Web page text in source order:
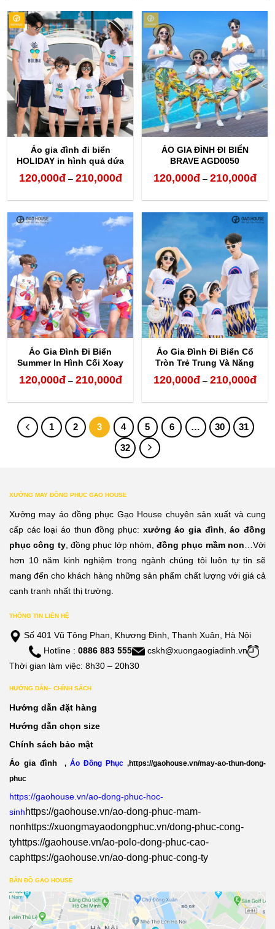
từ
120,000đ
đến
210,000đ
từ
đến
Áo gia đình đi biển
HOLIDAY in hình quả dứa
120,000đ – 210,000đKhoảng
từ
120,000đ
đến
210,000đ
ÁO GIA ĐÌNH ĐI BIỂN
BRAVE AGD0050
120,000đ – 210,000đ
từ
Áo Gia Đình Đi Biển
Summer In Hình Cối Xoay
Gió
120,000đ – 210,000đKhoảng
từ
120,000đ
đến
Áo Gia Đình Đi Biển Cổ
Tròn Trẻ Trung Và Năng
Động
120,000đ – 210,000đ
1 2 3 4 5 6 … 30
31
32
XƯỞNG MAY ĐỒNG PHỤC GẠO HOUSE
Xưởng may áo đồng phục Gạo House chuyên sản xuất và cung
cấp các loại áo thun đồng phục: xưởng áo gia đình ,áo đồng
phục công ty, đồng phục lớp nhóm,đồng phục mầm non …Với
hơn 10 năm kinh nghiệm trong ngành chúng tôi luôn tự tin sẽ
mang đến cho khách hàng những sản phẩm chất lượng với giá cả
cạnh tranh nhất thị trường.
THÔNG TIN LIÊN HỆ
Số 401 Vũ Tông Phan, Khương Đình, Thanh Xuân, Hà Nội
Hotline : 0886 883 555
cskh@xuongaogiadinh.vn
Thời gian làm việc: 8h30 – 20h30
HƯỚNG DẪN– CHÍNH SÁCH
Hướng dẫn đặt hàng
Hướng dẫn chọn size
Chính sách bảo mật
Áo gia đình , Áo Đồng Phục ,https://gaohouse.vn/may-ao-thun-dong-
phuc
https://gaohouse.vn/ao-dong-phuc-hoc-
sinhhttps://gaohouse.vn/ao-dong-phuc-mam-
nonhttps://xuongmayaodongphuc.vn/dong-phuc-cong-
tyhttps://gaohouse.vn/ao-polo-dong-phuc-cao-
caphttps://gaohouse.vn/ao-dong-phuc-cong-ty
BẢN ĐỒ GẠO HOUSE